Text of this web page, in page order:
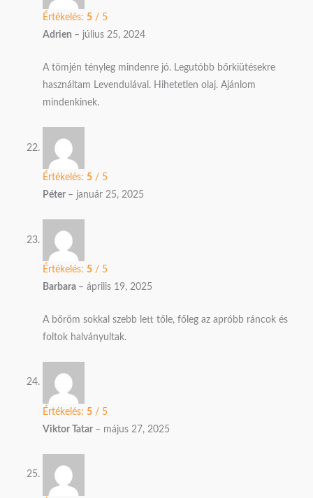
Értékelés:5 / 5
Adrien – július 25, 2024
A tömjén tényleg mindenre jó. Legutóbb bőrkiütésekre
használtam Levendulával. Hihetetlen olaj. Ajánlom
mindenkinek.
Értékelés:5 / 5
Péter – január 25, 2025
Értékelés:5 / 5
Barbara – április 19, 2025
A bőröm sokkal szebb lett tőle, főleg az apróbb ráncok és
foltok halványultak.
Értékelés:5 / 5
Viktor Tatar – május 27, 2025